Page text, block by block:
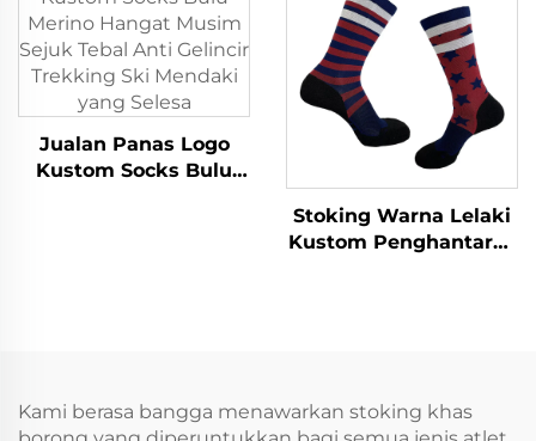
Mendaki, Wol Merino
Jualan Panas Logo
Kustom Socks Bulu
Stoking Warna Lelaki
Kustom Penghantaran
Kami berasa bangga menawarkan stoking khas